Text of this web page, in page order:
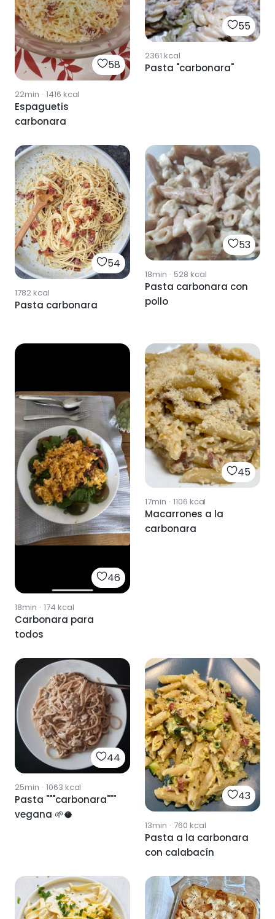
58
22min · 1416 kcal
Espaguetis
carbonara
55
2361 kcal
Pasta "carbonara"
54
1782kcal
Pasta carbonara
53
18min · 528 kcal
Pasta carbonara con
pollo
46
18min · 174 kcal
Carbonara para
todos
45
17min · 1106 kcal
Macarrones a la
carbonara
44
25min · 1063 kcal
Pasta """carbonara"""
vegana 🌱🥥
43
13min · 760 kcal
Pasta a la carbonara
con calabacín